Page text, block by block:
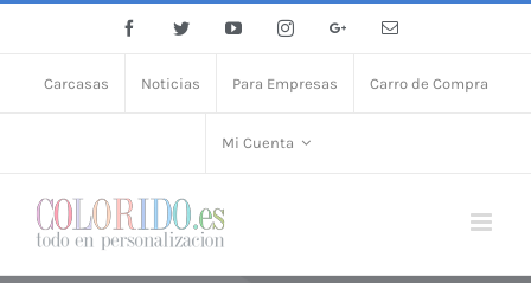
FacebookTwitter YouTubeInstagramGoogle+Email
Carcasas Noticias Para Empresas Carro de Compra
Mi Cuenta